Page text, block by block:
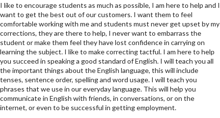
I like to encourage students as much as possible, I am here to help and I
want to get the best out of our customers. I want them to feel
comfortable working with me and students must never get upset by my
corrections, they are there to help, I never want to embarrass the
student or make them feel they have lost confidence in carrying on
learning the subject. I like to make correcting tactful. I am here to help
you succeed in speaking a good standard of English. I will teach you all
the important things about the English language, this will include
tenses, sentence order, spelling and word usage. I will teach you
phrases that we use in our everyday language. This will help you
communicate in English with friends, in conversations, or on the
internet, or even to be successful in getting employment.